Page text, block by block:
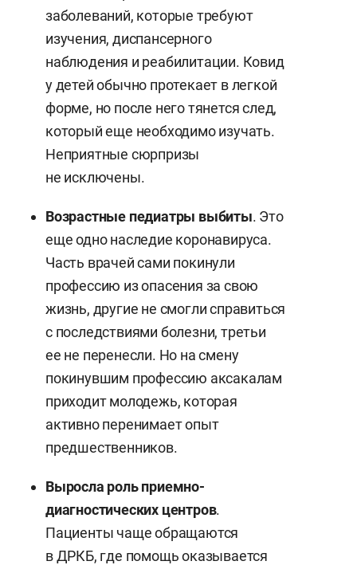
заболеваний, которые требуют
изучения, диспансерного
наблюдения и реабилитации. Ковид
у детей обычно протекает в легкой
форме, но после него тянется след,
который еще необходимо изучать.
Неприятные сюрпризы
не исключены.
Возрастные педиатры выбиты. Это
еще одно наследие коронавируса.
Часть врачей сами покинули
профессию из опасения за свою
жизнь, другие не смогли справиться
с последствиями болезни, третьи
ее не перенесли. Но на смену
покинувшим профессию аксакалам
приходит молодежь, которая
активно перенимает опыт
предшественников.
Выросла роль приемно-
диагностических центров.
Пациенты чаще обращаются
в ДРКБ, где помощь оказывается